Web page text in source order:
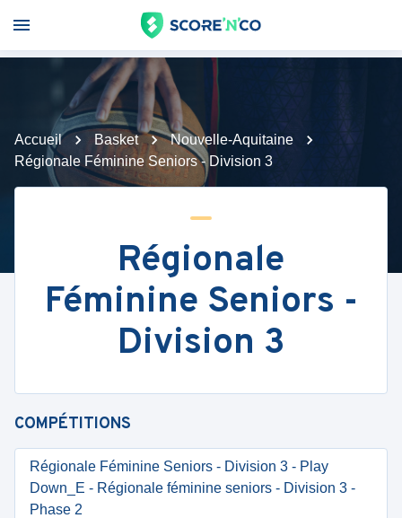
Accueil Basket
Nouvelle-Aquitaine
Régionale Féminine Seniors - Division 3
Régionale
Féminine Seniors -
Division 3
COMPÉTITIONS
Régionale Féminine Seniors - Division 3 - Play
Down_E - Régionale féminine seniors - Division 3 -
Phase 2